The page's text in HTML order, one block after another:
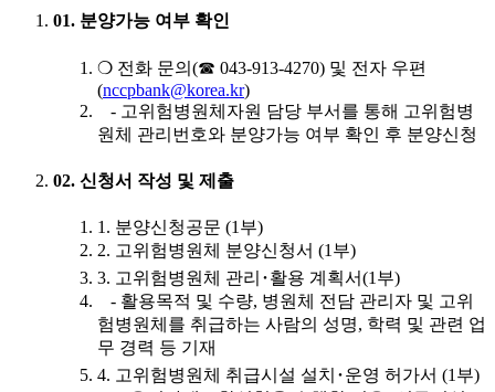
01. 분양가능 여부 확인
❍ 전화 문의(☎ 043-913-4270) 및 전자 우편
(nccpbank@korea.kr)
- 고위험병원체자원 담당 부서를 통해 고위험병
원체 관리번호와 분양가능 여부 확인 후 분양신청
02. 신청서 작성 및 제출
1. 분양신청공문 (1부)
2. 고위험병원체 분양신청서 (1부)
3. 고위험병원체 관리･활용 계획서(1부)
- 활용목적 및 수량, 병원체 전담 관리자 및 고위
험병원체를 취급하는 사람의 성명, 학력 및 관련 업
무 경력 등 기재
4. 고위험병원체 취급시설 설치･운영 허가서 (1부)